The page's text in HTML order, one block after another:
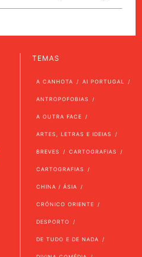
TEMAS
A CANHOTA AI PORTUGAL
ANTROPOFOBIAS
A OUTRA FACE
ARTES, LETRAS E IDEIAS
BREVES CARTOGRAFIAS
CARTOGRAFIAS
CHINA / ÁSIA
CRÓNICO ORIENTE
DESPORTO
DE TUDO E DE NADA